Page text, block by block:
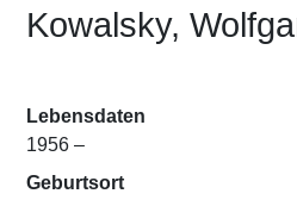
Kowalsky,
Lebensdaten
1956 –
Geburtsort